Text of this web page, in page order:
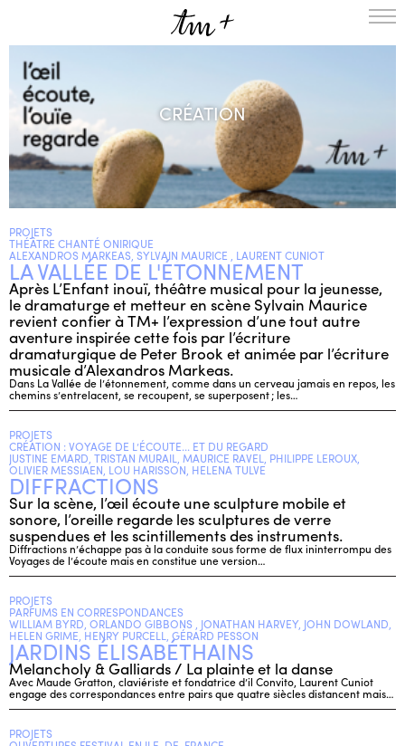
A LA UNE
PROJETS
MÉDIATION
NOUS SOUTENIR
NEWSLETTER
CONTACTS
AGENDA
CRÉATION
PROJETS
THÉÂTRE CHANTÉ ONIRIQUE
ALEXANDROS MARKEAS, SYLVAIN MAURICE , LAURENT CUNIOT
LA VALLÉE DE L'ÉTONNEMENT
Après L’Enfant inouï, théâtre musical pour la jeunesse,
le dramaturge et metteur en scène Sylvain Maurice
revient confier à TM+ l’expression d’une tout autre
aventure inspirée cette fois par l’écriture
dramaturgique de Peter Brook et animée par l’écriture
musicale d’Alexandros Markeas.
Dans La Vallée de l’étonnement, comme dans un cerveau jamais en repos, les
chemins s’entrelacent, se recoupent, se superposent ; les…
PROJETS
CRÉATION : VOYAGE DE L’ÉCOUTE... ET DU REGARD
JUSTINE EMARD, TRISTAN MURAIL, MAURICE RAVEL, PHILIPPE LEROUX,
OLIVIER MESSIAEN, LOU HARISSON, HELENA TULVE
DIFFRACTIONS
Sur la scène, l’œil écoute une sculpture mobile et
sonore, l’oreille regarde les sculptures de verre
suspendues et les scintillements des instruments.
Diffractions n’échappe pas à la conduite sous forme de flux ininterrompu des
Voyages de l’écoute mais en constitue une version…
PROJETS
PARFUMS EN CORRESPONDANCES
WILLIAM BYRD, ORLANDO GIBBONS , JONATHAN HARVEY, JOHN DOWLAND,
HELEN GRIME, HENRY PURCELL, GÉRARD PESSON
JARDINS ÉLISABÉTHAINS
Melancholy & Galliards / La plainte et la danse
Avec Maude Gratton, claviériste et fondatrice d’il Convito, Laurent Cuniot
engage des correspondances entre pairs que quatre siècles distancent mais…
PROJETS